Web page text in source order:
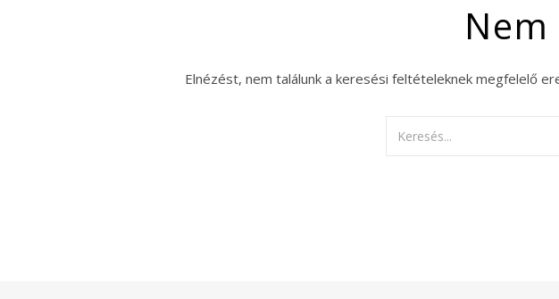
Elnézést, nem találunk a keresési feltételeknek megfelelő